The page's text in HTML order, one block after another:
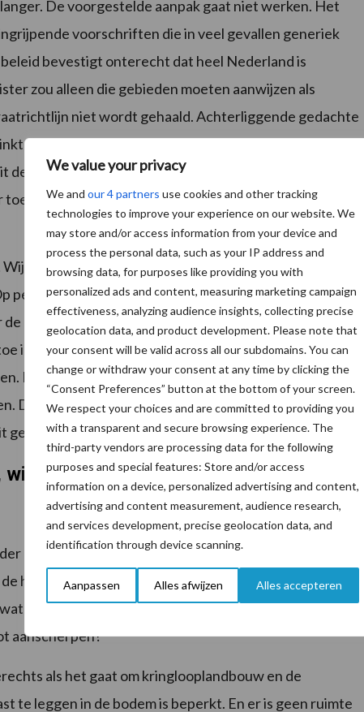
We value your privacy
We and our 4 partners use cookies and other tracking
technologies to improve your experience on our website. We
may store and/or access information from your device and
process the personal data, such as your IP address and
browsing data, for purposes like providing you with
personalized ads and content, measuring marketing campaign
effectiveness, analyzing audience insights, collecting precise
geolocation data, and product development. Please note that
your consent will be valid across all our subdomains. You can
change or withdraw your consent at any time by clicking the
“Consent Preferences” button at the bottom of your screen.
We respect your choices and are committed to providing you
with a transparent and secure browsing experience. The
third-party vendors are processing data for the following
purposes and special features: Store and/or access
information on a device, personalized advertising and content,
advertising and content measurement, audience research,
and services development, precise geolocation data, and
identification through device scanning.
Aanpassen Alles afwijzen Alles accepteren
De voorgestelde aanpak gaat niet werken. Het
voorschriften die in veel gevallen generiek
bevestigt onterecht dat heel Nederland is
zou alleen die gebieden moeten aanwijzen als
niet wordt gehaald. Achterliggende gedachte
ons maar al te bekend in de oren. Data, invulling
de lucht en vanaf de weg te controleren. Het effect is
en de motivatie van boeren om tot verbetering te
zien maar één uitweg; we moeten de omslag maken
perceelsniveau zorgen voor een gezond gewas en een
afgelopen paar jaar genoeg bouwstenen voor
ingezet; zoals het Deltaplan Agrarisch Waterbeheer
Maar dan moet LNV wel met ons in gesprek gaan om
De sector en keten wil eraan werken en werkt er op dit
gedane werk teniet te doen.
LTO Nederland op hoofdlijnen een
dat de economische doorrekening is afgerond en
haalbaarheid van de KRW-doelen loopt. Procesmatig
is de bewegingsruimte nog; doet de economische
aanscherpen?
als het gaat om kringlooplandbouw en de
te leggen in de bodem is beperkt. En er is geen ruimte